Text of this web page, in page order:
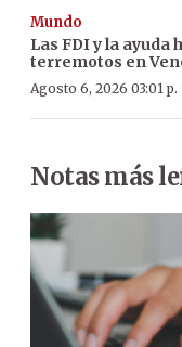
Mundo
Las FDI y la
terremotos en
Agosto 6, 2026 03:01 p.
Notas más